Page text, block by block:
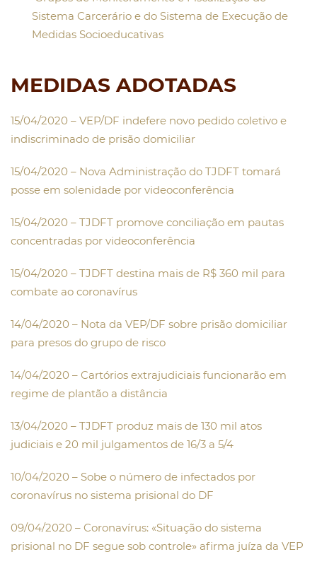
Sistema Carcerário e do Sistema de Execução de
Medidas Socioeducativas
MEDIDAS ADOTADAS
15/04/2020 – VEP/DF indefere novo pedido coletivo e
indiscriminado de prisão domiciliar
15/04/2020 – Nova Administração do TJDFT tomará
posse em solenidade por videoconferência
15/04/2020 – TJDFT promove conciliação em pautas
concentradas por videoconferência
15/04/2020 – TJDFT destina mais de R$ 360 mil para
combate ao coronavírus
14/04/2020 – Nota da VEP/DF sobre prisão domiciliar
para presos do grupo de risco
14/04/2020 – Cartórios extrajudiciais funcionarão em
regime de plantão a distância
13/04/2020 – TJDFT produz mais de 130 mil atos
judiciais e 20 mil julgamentos de 16/3 a 5/4
10/04/2020 – Sobe o número de infectados por
coronavírus no sistema prisional do DF
09/04/2020 – Coronavírus: «Situação do sistema
prisional no DF segue sob controle» afirma juíza da VEP